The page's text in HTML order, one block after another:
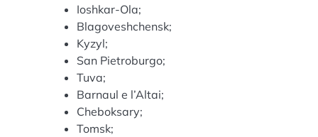
Ioshkar-Ola;
Blagoveshchensk;
Kyzyl;
San Pietroburgo;
Tuva;
Barnaul e l’Altai;
Cheboksary;
Tomsk;